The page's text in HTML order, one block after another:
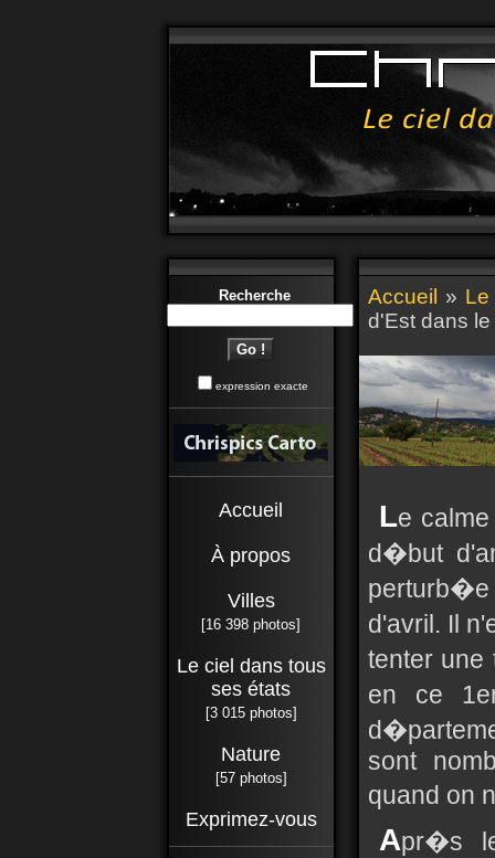
Recherche
expression exacte
Accueil
À propos
Villes
[16 398 photos]
Le ciel dans tous
ses états
[3 015 photos]
Nature
[57 photos]
Exprimez-vous
Accueil »
d'Est dans
Le
d�but
d'avril. Il
tenter
en ce
sont
quand on
Apr�s